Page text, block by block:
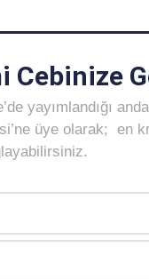
Cebinize
yayımlandığı
üye olarak; en